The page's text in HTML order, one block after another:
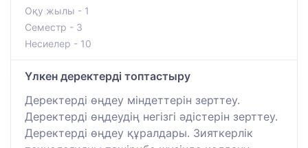
Оқу жылы - 1
Семестр - 3
Несиелер - 10
Үлкен деректерді топтастыру
Деректерді өңдеу міндеттерін зерттеу.
Деректерді өңдеудің негізгі әдістерін зерттеу.
Деректерді өңдеу құралдары. Зияткерлік